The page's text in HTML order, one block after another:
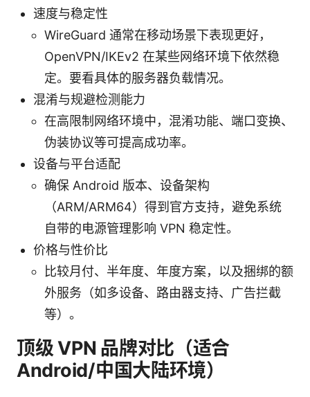
速度与稳定性
WireGuard 通常在移动场景下表现更好，
OpenVPN/IKEv2 在某些网络环境下依然稳
定。要看具体的服务器负载情况。
混淆与规避检测能力
在高限制网络环境中，混淆功能、端口变换、
伪装协议等可提高成功率。
设备与平台适配
确保 Android 版本、设备架构
（ARM/ARM64）得到官方支持，避免系统
自带的电源管理影响 VPN 稳定性。
价格与性价比
比较月付、半年度、年度方案，以及捆绑的额
外服务（如多设备、路由器支持、广告拦截
等）。
顶级 VPN 品牌对比（适合
Android/中国大陆环境）